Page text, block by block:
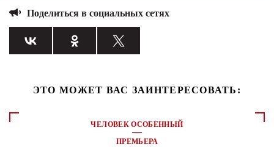
Поделиться в социальных сетях
ЭТО МОЖЕТ ВАС ЗАИНТЕРЕСОВАТЬ:
ЧЕЛОВЕК ОСОБЕННЫЙ
ПРЕМЬЕРА